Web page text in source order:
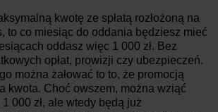
kwotę ze spłatą rozłożoną na
to co miesiąc do oddania będziesz mieć
oddasz więc 1 000 zł. Bez
opłat, prowizji czy ubezpieczeń.
można żałować to to, że promocją
kwota. Choć owszem, można wziąć
000 zł, ale wtedy będą już